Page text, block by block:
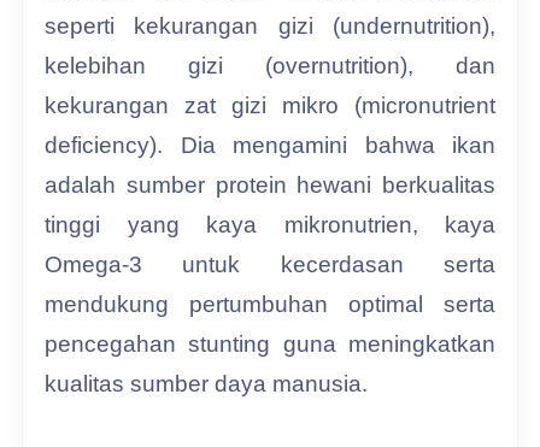
seperti kekurangan gizi (undernutrition),
kelebihan gizi (overnutrition), dan
kekurangan zat gizi mikro (micronutrient
deficiency). Dia mengamini bahwa ikan
adalah sumber protein hewani berkualitas
tinggi yang kaya mikronutrien, kaya
Omega-3 untuk kecerdasan serta
mendukung pertumbuhan optimal serta
pencegahan stunting guna meningkatkan
kualitas sumber daya manusia.